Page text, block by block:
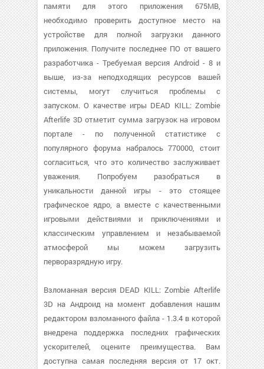
памяти для этого приложения 675MB,
необходимо проверить доступное место на
устройстве для полной загрузки данного
приложения. Получите последнее ПО от вашего
разработчика - Требуемая версия Android - 8 и
выше, из-за неподходящих ресурсов вашей
системы, могут случиться проблемы с
запуском. О качестве игры DEAD KILL: Zombie
Afterlife 3D отметит сумма загрузок на игровом
портале - по полученной статистике с
популярного форума набралось 770000, стоит
согласиться, что это количество заслуживает
уважения. Попробуем разобраться в
уникальности данной игры - это стоящее
графическое ядро, а вместе с качественными
игровыми действиями и приключениями и
классическим управлением и незабываемой
атмосферой мы можем загрузить
перворазрядную игру.
Взломанная версия DEAD KILL: Zombie Afterlife
3D на Андроид на момент добавления нашим
редактором взломанного файла - 1.3.4 в которой
внедрена поддержка последних графических
ускорителей, оцените преимущества. Вам
доступна самая последняя версия от 17 окт.